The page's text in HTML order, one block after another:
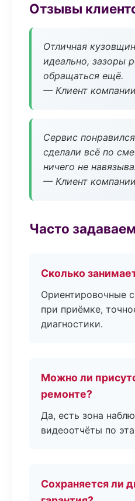
Отзывы
Отличная
идеально, зазоры
обращаться ещё.
— Клиент компании
Сервис
сделали всё по
ничего не
— Клиент компании
Часто
Сколько
Ориентировочные
при приёмке,
диагностики.
Можно ли
ремонте?
Да, есть зона
видеоотчёты по
Сохраняется ли